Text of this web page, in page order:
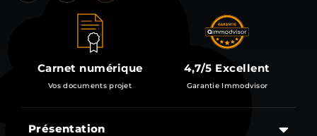
Carnet numérique
Vos documents projet
4,7/5 Excellent
Garantie Immodvisor
Présentation